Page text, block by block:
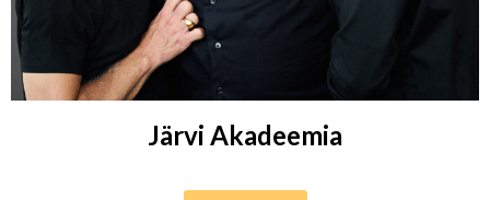
Järvi Akadeemia